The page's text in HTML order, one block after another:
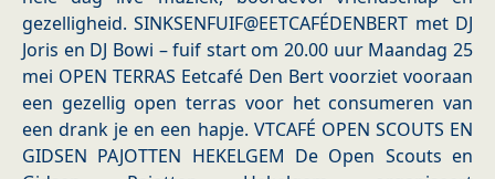
gezelligheid. SINKSENFUIF@EETCAFÉDENBERT met DJ
Joris en DJ Bowi – fuif start om 20.00 uur Maandag 25
mei OPEN TERRAS Eetcafé Den Bert voorziet vooraan
een gezellig open terras voor het consumeren van
een drank je en een hapje. VTCAFÉ OPEN SCOUTS EN
GIDSEN PAJOTTEN HEKELGEM De Open Scouts en